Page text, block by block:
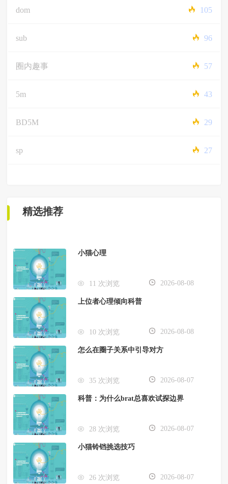
dom 105
sub 96
圈内趣事 57
5m 43
BD5M 29
sp 27
精选推荐
小猫心理
11 次浏览 2026-08-08
上位者心理倾向科普
10 次浏览 2026-08-08
怎么在圈子关系中引导对方
35 次浏览 2026-08-07
科普：为什么brat总喜欢试探边界
28 次浏览 2026-08-07
小猫铃铛挑选技巧
26 次浏览 2026-08-07